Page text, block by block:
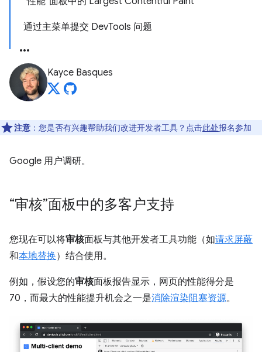
通过主菜单提交 DevTools 问题
Kayce Basques
注意 ：您是否有兴趣帮助我们改进开发者工具？点击此处报名参加
Google 用户调研。
“审核”面板中的多客户支持
您现在可以将审核面板与其他开发者工具功能（如请求屏蔽
和本地替换）结合使用。
例如，假设您的审核面板报告显示，网页的性能得分是
70，而最大的性能提升机会之一是消除渲染阻塞资源。